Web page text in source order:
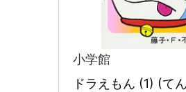
小学館
ドラえもん (1) (て